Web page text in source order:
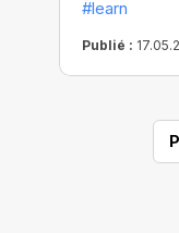
#learn
Publié :